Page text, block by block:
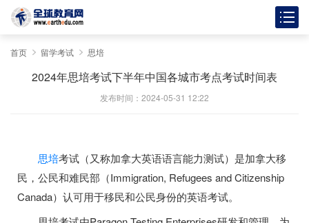
首页 留学考试 思培
2024年思培考试下半年中国各城市考点考试时间表
发布时间：2024-05-31 12:22
思培考试（又称加拿大英语语言能力测试）是加拿大移
民，公民和难民部（Immigration, Refugees and Citizenship
Canada）认可用于移民和公民身份的英语考试。